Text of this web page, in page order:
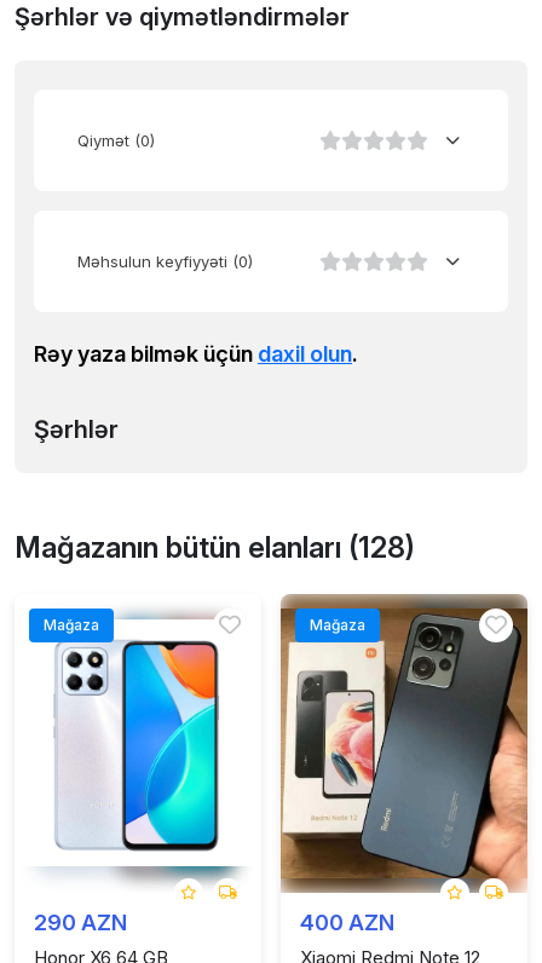
Şərhlər və qiymətləndirmələr
Qiymət (0)
Məhsulun keyfiyyəti (0)
Rəy yaza bilmək üçün daxil olun.
Şərhlər
Mağazanın bütün elanları (128)
Mağaza
290 AZN
Honor X6 64 GB
Mağaza
400 AZN
Xiaomi Redmi Note 12